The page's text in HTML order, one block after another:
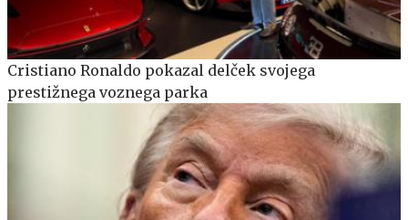
Cristiano Ronaldo pokazal delček svojega
prestižnega voznega parka